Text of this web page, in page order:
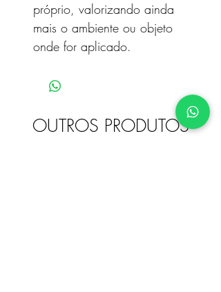
próprio, valorizando ainda
mais o ambiente ou objeto
onde for aplicado.
OUTROS PRODUTOS